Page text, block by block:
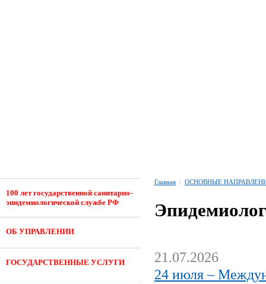
100 лет государственной санитарно-
эпидемиологической службе РФ
ОБ УПРАВЛЕНИИ
ГОСУДАРСТВЕННЫЕ УСЛУГИ
Главная / ОСНОВНЫЕ
21.07.2026
24 июля –